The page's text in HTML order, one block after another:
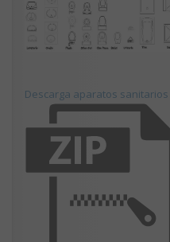
Descarga aparatos sanitarios